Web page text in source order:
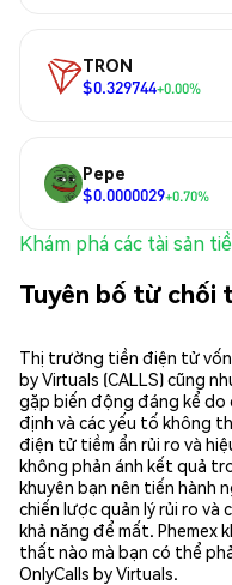
TRON
$0.329744+0.00%
Pepe
$0.0000029+0.70%
Khám phá các tài sản
Tuyên bố từ chối
Thị trường tiền điện tử vốn
by Virtuals (CALLS) cũng
gặp biến động đáng kể
định và các yếu tố không
điện tử tiềm ẩn rủi ro và
không phản ánh kết quả
khuyên bạn nên tiến hành
chiến lược quản lý rủi ro
khả năng để mất. Phemex
thất nào mà bạn có thể
OnlyCalls by Virtuals.